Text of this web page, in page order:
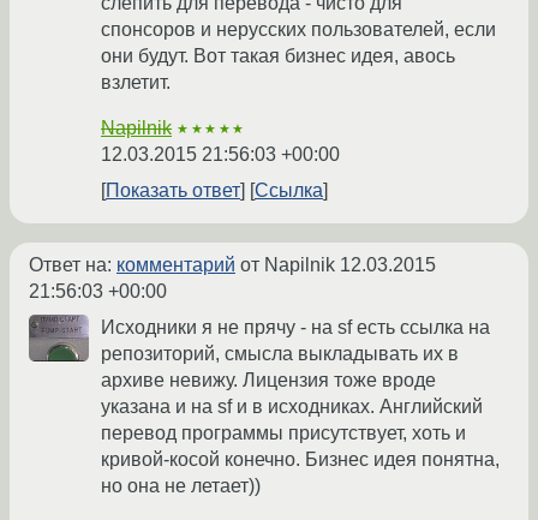
спонсоров и нерусских пользователей, если
они будут. Вот такая бизнес идея, авось
взлетит.
Napilnik ★★★★★
12.03.2015 21:56:03 +00:00
Показать ответ
Ссылка
Ответ на: комментарий от Napilnik 12.03.2015
21:56:03 +00:00
Исходники я не прячу - на sf есть ссылка на
репозиторий, смысла выкладывать их в
архиве невижу. Лицензия тоже вроде
указана и на sf и в исходниках. Английский
перевод программы присутствует, хоть и
кривой-косой конечно. Бизнес идея понятна,
но она не летает))